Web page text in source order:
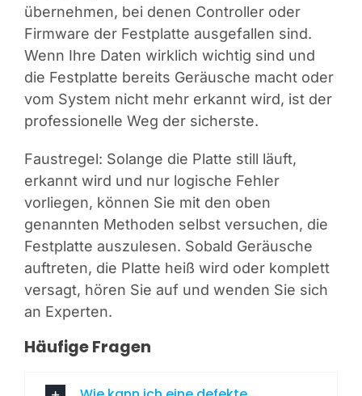
übernehmen, bei denen Controller oder
Firmware der Festplatte ausgefallen sind.
Wenn Ihre Daten wirklich wichtig sind und
die Festplatte bereits Geräusche macht oder
vom System nicht mehr erkannt wird, ist der
professionelle Weg der sicherste.
Faustregel: Solange die Platte still läuft,
erkannt wird und nur logische Fehler
vorliegen, können Sie mit den oben
genannten Methoden selbst versuchen, die
Festplatte auszulesen. Sobald Geräusche
auftreten, die Platte heiß wird oder komplett
versagt, hören Sie auf und wenden Sie sich
an Experten.
Häufige Fragen